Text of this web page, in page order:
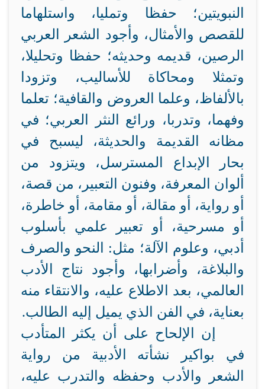
النبويتين؛ حفظا وتمليا، واستلهاما
للقصص والأمثال، وأجود الشعر العربي
الرصين، قديمه وحديثه؛ حفظا وتحليلا،
وتمثلا ومحاكاة للأساليب، وتزودا
بالألفاظ، وعلما العروض والقافية؛ تعلما
وفهما، وتدربا، ورائع النثر العربي؛ في
مظانه القديمة والحديثة، ليسبح في
بحار الإبداع المسترسل، ويتزود من
ألوان المعرفة، وفنون التعبير، من قصة،
أو رواية، أو مقالة، أو مقامة، أو خاطرة،
أو مسرحية، أو تعبير علمي بأسلوب
أدبي، وعلوم الآلة؛ مثل: النحو والصرف
والبلاغة، وأضرابها، وأجود نتاج الأدب
العالمي، بعد الاطلاع عليه، والانتقاء منه
بعناية، في الفن الذي يميل إليه الطالب.
إن الإلحاح على أن يكثر المتأدب
في بواكير نشأته الأدبية من رواية
الشعر والأدب وحفظه والتدرب عليه،